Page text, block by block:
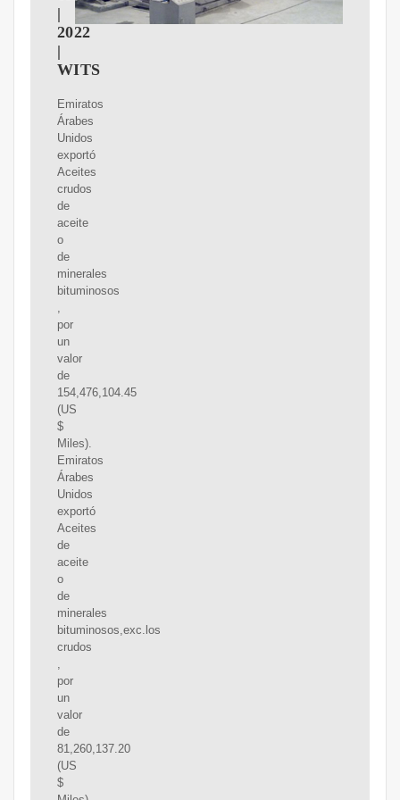
|
2022
|
WITS
Emiratos
Árabes
Unidos
exportó
Aceites
crudos
de
aceite
o
de
minerales
bituminosos
,
por
un
valor
de
154,476,104.45
(US
$
Miles).
Emiratos
Árabes
Unidos
exportó
Aceites
de
aceite
o
de
minerales
bituminosos,exc.los
crudos
,
por
un
valor
de
81,260,137.20
(US
$